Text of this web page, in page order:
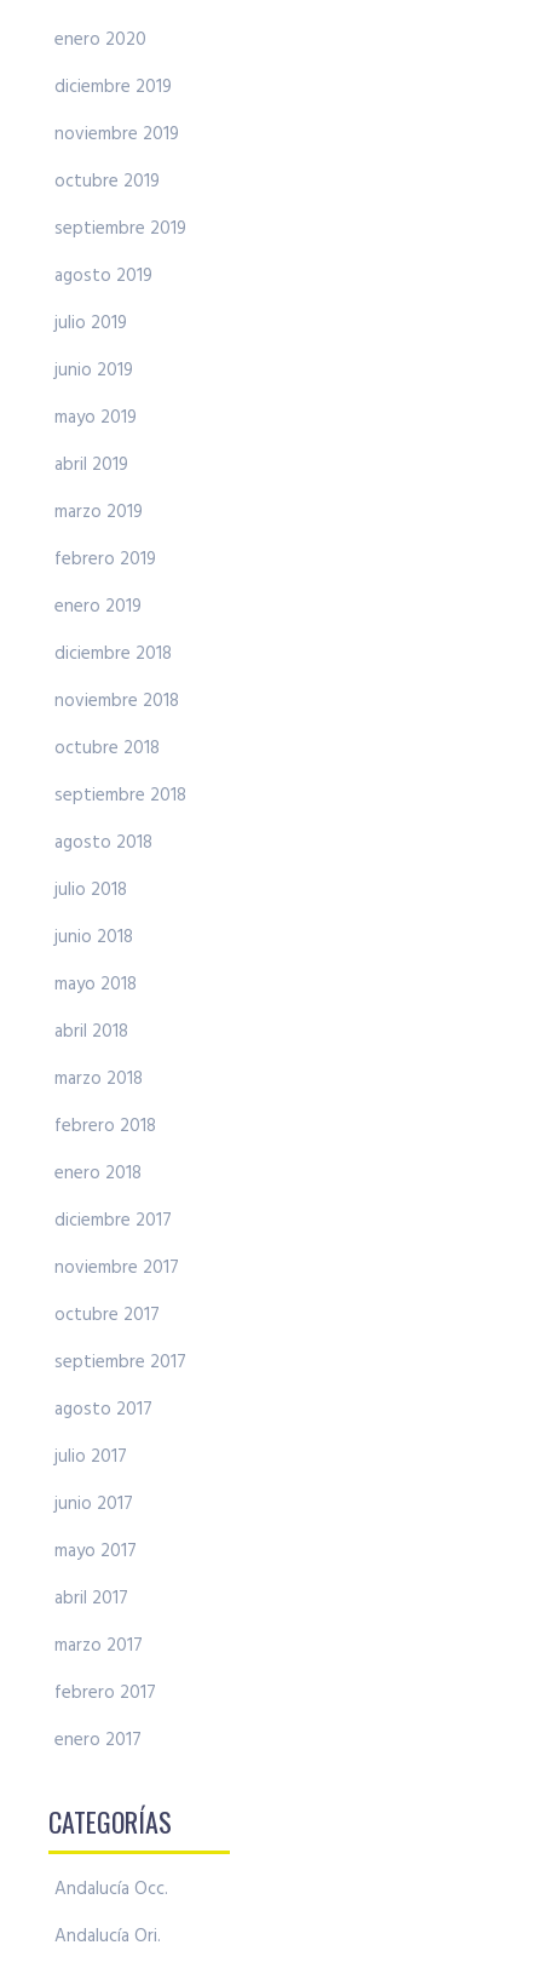
enero 2020
diciembre 2019
noviembre 2019
octubre 2019
septiembre 2019
agosto 2019
julio 2019
junio 2019
mayo 2019
abril 2019
marzo 2019
febrero 2019
enero 2019
diciembre 2018
noviembre 2018
octubre 2018
septiembre 2018
agosto 2018
julio 2018
junio 2018
mayo 2018
abril 2018
marzo 2018
febrero 2018
enero 2018
diciembre 2017
noviembre 2017
octubre 2017
septiembre 2017
agosto 2017
julio 2017
junio 2017
mayo 2017
abril 2017
marzo 2017
febrero 2017
enero 2017
CATEGORÍAS
Andalucía Occ.
Andalucía Ori.